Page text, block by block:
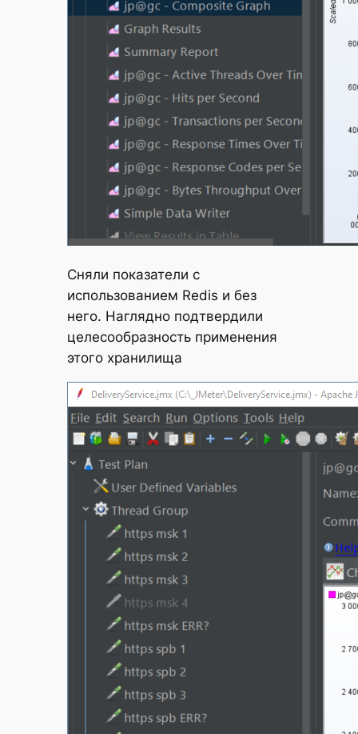
Сняли показатели с
использованием Redis и без
него. Наглядно подтвердили
целесообразность применения
этого хранилища